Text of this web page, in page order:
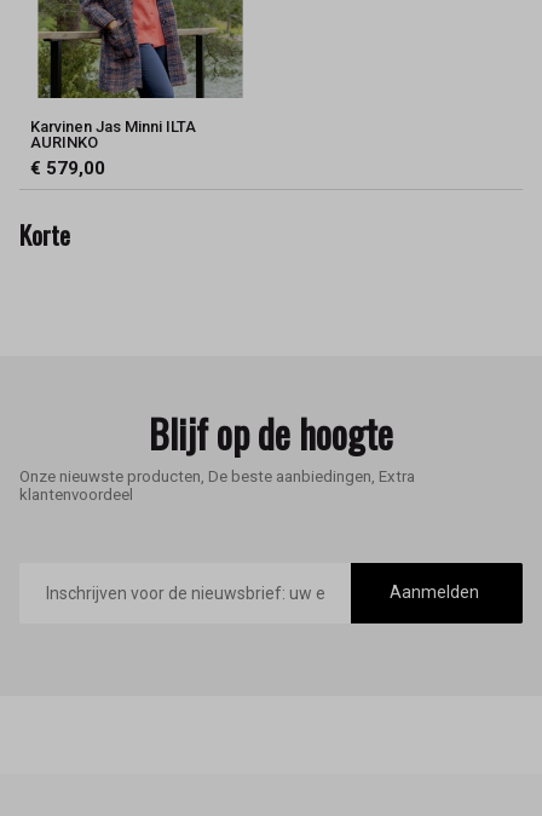
Karvinen Jas Minni ILTA
AURINKO
€ 579,00
Korte
Blijf op de hoogte
Onze nieuwste producten, De beste aanbiedingen, Extra
klantenvoordeel
mailadres
Aanmelden